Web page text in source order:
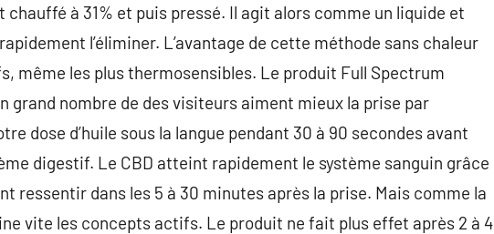
à 31% et puis pressé. Il agit alors comme un liquide et
l’éliminer. L’avantage de cette méthode sans chaleur
même les plus thermosensibles. Le produit Full Spectrum
grand nombre de des visiteurs aiment mieux la prise par
dose d’huile sous la langue pendant 30 à 90 secondes avant
digestif. Le CBD atteint rapidement le système sanguin grâce
ressentir dans les 5 à 30 minutes après la prise. Mais comme la
vite les concepts actifs. Le produit ne fait plus effet après 2 à 4